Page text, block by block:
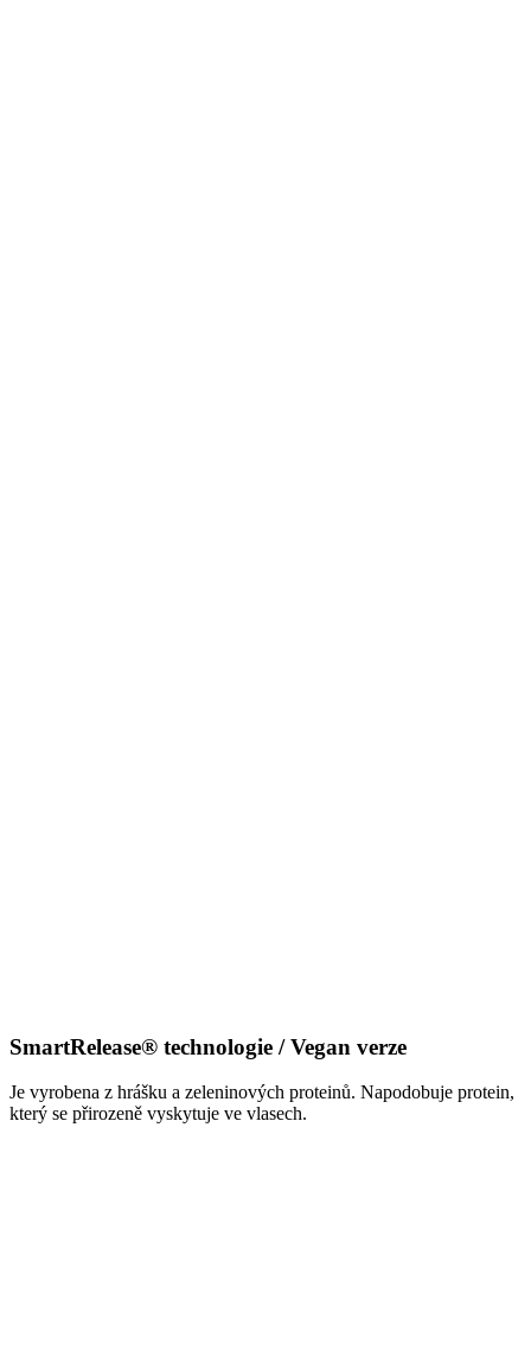
SmartRelease® technologie / Vegan verze
Je vyrobena z hrášku a zeleninových proteinů. Napodobuje protein,
který se přirozeně vyskytuje ve vlasech.